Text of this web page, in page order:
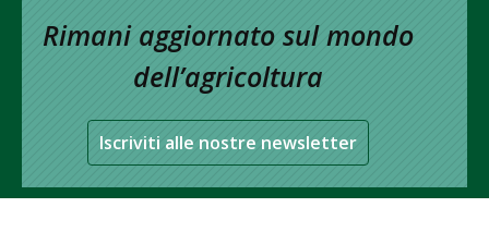
Rimani aggiornato sul mondo
dell’agricoltura
Iscriviti alle nostre newsletter